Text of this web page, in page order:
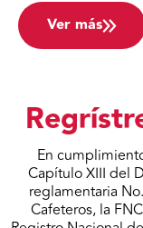
Ver más
En
Capítulo XIII del
reglamentaria
Cafeteros, la